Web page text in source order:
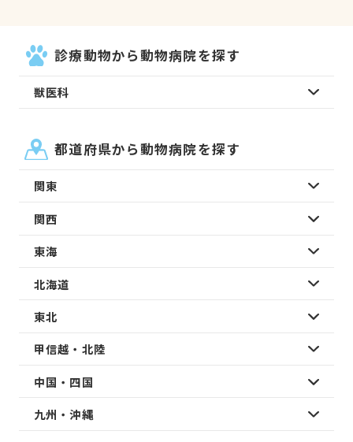
診療動物から動物病院を探す
獣医科
都道府県から動物病院を探す
関東
関西
東海
北海道
東北
甲信越・北陸
中国・四国
九州・沖縄